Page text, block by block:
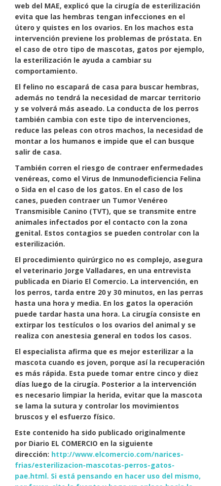
web del MAE, explicó que la cirugía de esterilización
evita que las hembras tengan infecciones en el
útero y quistes en los ovarios. En los machos esta
intervención previene los problemas de próstata. En
el caso de otro tipo de mascotas, gatos por ejemplo,
la esterilización le ayuda a cambiar su
comportamiento.
El felino no escapará de casa para buscar hembras,
además no tendrá la necesidad de marcar territorio
y se volverá más aseado. La conducta de los perros
también cambia con este tipo de intervenciones,
reduce las peleas con otros machos, la necesidad de
montar a los humanos e impide que el can busque
salir de casa.
También corren el riesgo de contraer enfermedades
venéreas, como el Virus de Inmunodeficiencia Felina
o Sida en el caso de los gatos. En el caso de los
canes, pueden contraer un Tumor Venéreo
Transmisible Canino (TVT), que se transmite entre
animales infectados por el contacto con la zona
genital. Estos contagios se pueden controlar con la
esterilización.
El procedimiento quirúrgico no es complejo, asegura
el veterinario Jorge Valladares, en una entrevista
publicada en Diario El Comercio. La intervención, en
los perros, tarda entre 20 y 30 minutos, en las perras
hasta una hora y media. En los gatos la operación
puede tardar hasta una hora. La cirugía consiste en
extirpar los testículos o los ovarios del animal y se
realiza con anestesia general en todos los casos.
El especialista afirma que es mejor esterilizar a la
mascota cuando es joven, porque así la recuperación
es más rápida. Esta puede tomar entre cinco y diez
días luego de la cirugía. Posterior a la intervención
es necesario limpiar la herida, evitar que la mascota
se lama la sutura y controlar los movimientos
bruscos y el esfuerzo físico.
Este contenido ha sido publicado originalmente
por Diario EL COMERCIO en la siguiente
dirección: http://www.elcomercio.com/narices-
frias/esterilizacion-mascotas-perros-gatos-
pae.html. Si está pensando en hacer uso del mismo,